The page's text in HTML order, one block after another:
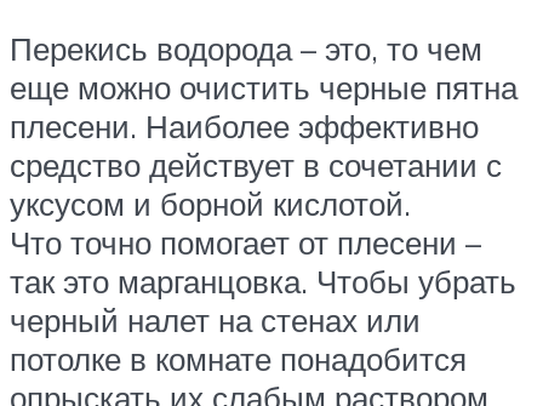
Перекись водорода – это, то чем
еще можно очистить черные пятна
плесени. Наиболее эффективно
средство действует в сочетании с
уксусом и борной кислотой.
Что точно помогает от плесени –
так это марганцовка. Чтобы убрать
черный налет на стенах или
потолке в комнате понадобится
опрыскать их слабым раствором